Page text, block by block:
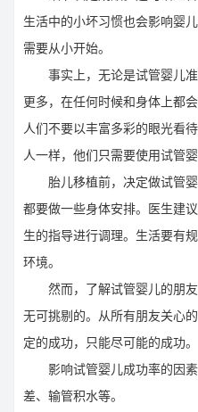
生活中的小坏习惯也会影响婴
需要从小开始。
事实上，无论是试管婴儿准
更多，在任何时候和身体上都
人们不要以丰富多彩的眼光看
人一样，他们只需要使用试管
胎儿移植前，决定做试管婴
都要做一些身体安排。医生建
生的指导进行调理。生活要有
环境。
然而，了解试管婴儿的朋友
无可挑剔的。从所有朋友关心
定的成功，只能尽可能的成功。
影响试管婴儿成功率的因素
差、输管积水等。